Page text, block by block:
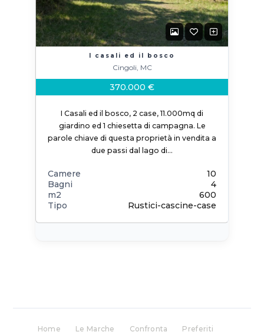
I casali ed il bosco
Cingoli, MC
370.000 €
I Casali ed il bosco, 2 case, 11.000mq di
giardino ed 1 chiesetta di campagna. Le
parole chiave di questa proprietà in vendita a
due passi dal lago di…
Camere
10
Bagni
4
m2
600
Tipo
Rustici-cascine-case
Home Le Marche Confronta Preferiti